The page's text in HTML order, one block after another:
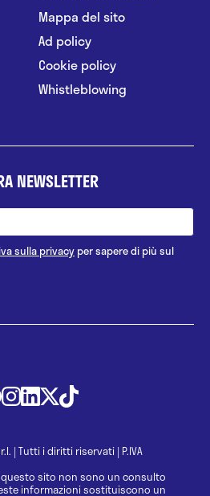
Mappa del sito
Ad policy
Cookie policy
Whistleblowing
NEWSLETTER
sulla privacyper sapere di più sul
| Tutti i diritti riservati | P.IVA
sito non sono un consulto
informazioni sostituiscono un